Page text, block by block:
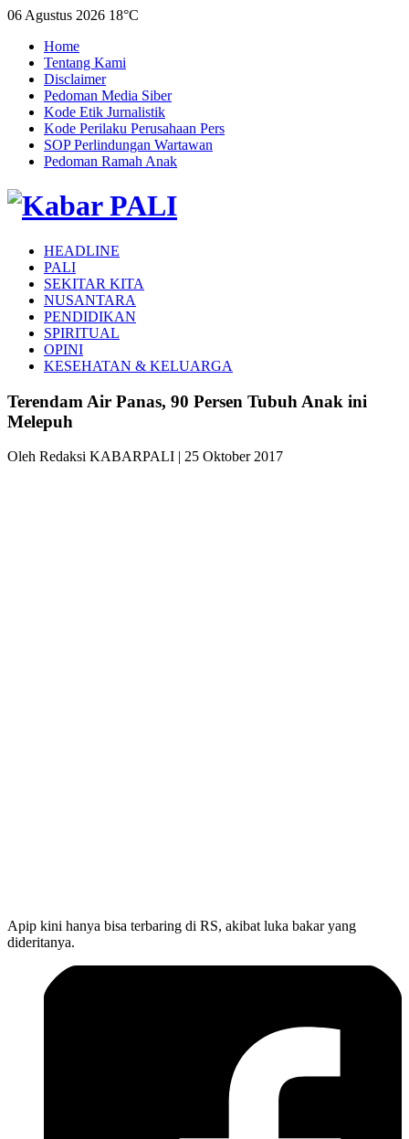
06 Agustus 2026 18°C
Home
Tentang Kami
Disclaimer
Pedoman Media Siber
Kode Etik Jurnalistik
Kode Perilaku Perusahaan Pers
SOP Perlindungan Wartawan
Pedoman Ramah Anak
HEADLINE
PALI
SEKITAR KITA
NUSANTARA
PENDIDIKAN
SPIRITUAL
OPINI
KESEHATAN & KELUARGA
Terendam Air Panas, 90 Persen Tubuh Anak ini
Melepuh
Oleh Redaksi KABARPALI | 25 Oktober 2017
Apip kini hanya bisa terbaring di RS, akibat luka bakar yang
dideritanya.